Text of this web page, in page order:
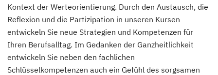
Kontext der Werteorientierung. Durch den Austausch, die
Reflexion und die Partizipation in unseren Kursen
entwickeln Sie neue Strategien und Kompetenzen für
Ihren Berufsalltag. Im Gedanken der Ganzheitlichkeit
entwickeln Sie neben den fachlichen
Schlüsselkompetenzen auch ein Gefühl des sorgsamen